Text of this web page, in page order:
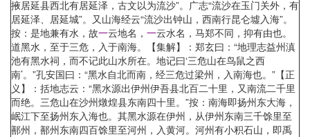
掖居延县西北有居延泽，古文以为流沙”。广志“流沙在玉门关外，有
居延泽、居延城”。又山海经云“流沙出钟山，西南行昆仑墟入海”。
按：是地兼有水，故一云地名， 一云水名，马郑不同，抑有由也。
道黑水，至于三危，入于南海。【集解】：郑玄曰：“地理志益州滇
池有黑水祠，而不记此山水所在。地记曰‘三危山在鸟鼠之西
南’。”孔安国曰：“黑水自北而南，经三危过梁州，入南海也。”【正
义】：括地志云：“黑水源出伊州伊吾县北百二十里，又南流二千里
而绝。三危山在沙州燉煌县东南四十里。”按：南海即扬州东大海，
岷江下至扬州东入海也。其黑水源在伊州，从伊州东南三千馀里至
鄯州，鄯州东南四百馀里至河州，入黄河。河州有小积石山，即禹